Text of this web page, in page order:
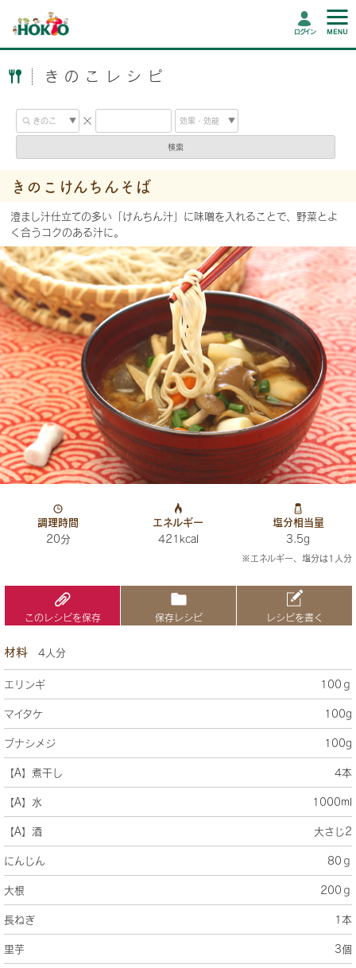
ログイン
きのこレシピ
検索
きのこけんちんそば
澄まし汁仕立ての多い「けんちん汁」に味噌を入れることで、野菜とよ
く合うコクのある汁に。
調理時間
20分
エネルギー
421kcal
塩分相当量
3.5g
※エネルギー、塩分は1人分
このレシピを保存 保存レシピ レシピを書く
材料 4人分
エリンギ 100ｇ
マイタケ 100g
ブナシメジ 100g
【A】煮干し 4本
【A】水 1000ml
【A】酒 大さじ2
にんじん 80ｇ
大根 200ｇ
長ねぎ 1本
里芋 3個